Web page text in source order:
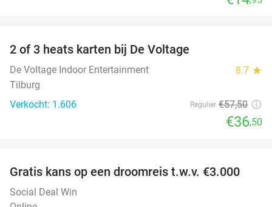
2 of 3 heats karten bij De Voltage
De Voltage Indoor Entertainment 8.7 star
Tilburg
Verkocht: 1.606
Regulier €57,50
€36,50
Gratis kans op een droomreis t.w.v. €3.000
Social Deal Win